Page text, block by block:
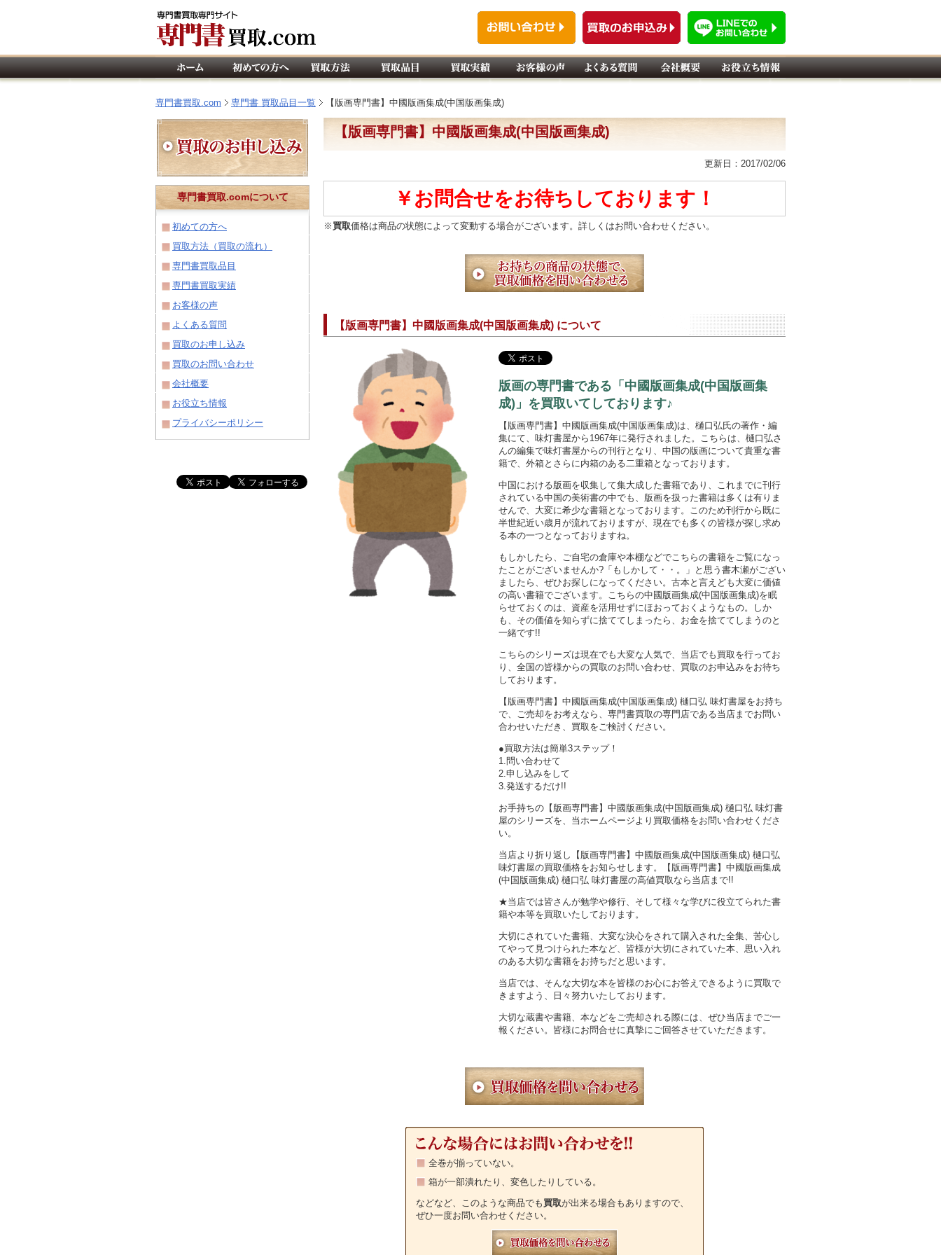
専門書買取.com 専門書 買取品目一覧 【版画専門書】中國版画集成(中国版画集成)
【版画専門書】中國版画集成(中国版画集成)
更新日：2017/02/06
￥お問合せをお待ちしております！
※ 買取価格は商品の状態によって変動する場合がございます。詳しくはお問い合わせください。
【版画専門書】中國版画集成(中国版画集成) について
版画の専門書である「中國版画集成(中国版画集
成)」を買取いてしております♪
【版画専門書】中國版画集成(中国版画集成)は、樋口弘氏の著作・編
集にて、味灯書屋から1967年に発行されました。こちらは、樋口弘さ
んの編集で味灯書屋からの刊行となり、中国の版画について貴重な書
籍で、外箱とさらに内箱のある二重箱となっております。
中国における版画を収集して集大成した書籍であり、これまでに刊行
されている中国の美術書の中でも、版画を扱った書籍は多くは有りま
せんで、大変に希少な書籍となっております。このため刊行から既に
半世紀近い歳月が流れておりますが、現在でも多くの皆様が探し求め
る本の一つとなっておりますね。
もしかしたら、ご自宅の倉庫や本棚などでこちらの書籍をご覧になっ
たことがございませんか?「もしかして・・。」と思う書木瀬がござい
ましたら、ぜひお探しになってください。古本と言えども大変に価値
の高い書籍でございます。こちらの中國版画集成(中国版画集成)を眠
らせておくのは、資産を活用せずにほおっておくようなもの。しか
も、その価値を知らずに捨ててしまったら、お金を捨ててしまうのと
一緒です!!
こちらのシリーズは現在でも大変な人気で、当店でも買取を行ってお
り、全国の皆様からの買取のお問い合わせ、買取のお申込みをお待ち
しております。
【版画専門書】中國版画集成(中国版画集成) 樋口弘 味灯書屋をお持ち
で、ご売却をお考えなら、専門書買取の専門店である当店までお問い
合わせいただき、買取をご検討ください。
●買取方法は簡単3ステップ！
1.問い合わせて
2.申し込みをして
3.発送するだけ!!
お手持ちの【版画専門書】中國版画集成(中国版画集成) 樋口弘 味灯書
屋のシリーズを、当ホームページより買取価格をお問い合わせくださ
い。
当店より折り返し【版画専門書】中國版画集成(中国版画集成) 樋口弘
味灯書屋の買取価格をお知らせします。【版画専門書】中國版画集成
(中国版画集成) 樋口弘 味灯書屋の高値買取なら当店まで!!
★当店では皆さんが勉学や修行、そして様々な学びに役立てられた書
籍や本等を買取いたしております。
大切にされていた書籍、大変な決心をされて購入された全集、苦心し
てやって見つけられた本など、皆様が大切にされていた本、思い入れ
のある大切な書籍をお持ちだと思います。
当店では、そんな大切な本を皆様のお心にお答えできるように買取で
きますよう、日々努力いたしております。
大切な蔵書や書籍、本などをご売却される際には、ぜひ当店までご一
報ください。皆様にお問合せに真摯にご回答させていただきます。
全巻が揃っていない。
箱が一部潰れたり、変色したりしている。
などなど、このような商品でも 買取が出来る場合もありますので、
ぜひ一度お問い合わせください。
専門書買取.comについて
初めての方へ
買取方法（買取の流れ）
専門書買取品目
専門書買取実績
お客様の声
よくある質問
買取のお申し込み
買取のお問い合わせ
会社概要
お役立ち情報
プライバシーポリシー